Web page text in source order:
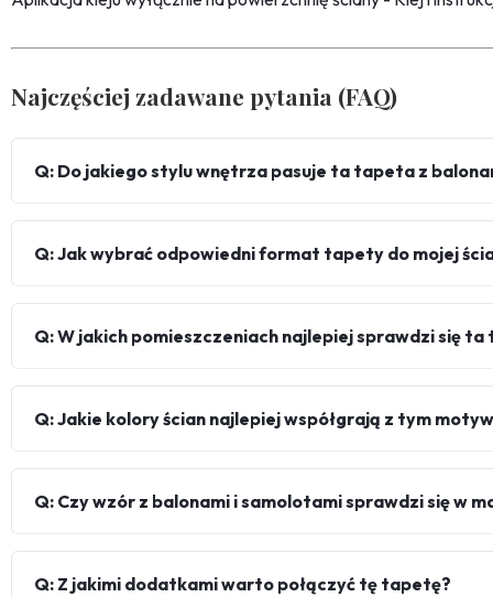
Najczęściej zadawane pytania (FAQ)
Q: Do jakiego stylu wnętrza pasuje ta tapeta z
Q: Jak wybrać odpowiedni format tapety do mojej
Q: W jakich pomieszczeniach najlepiej sprawdzi się
Q: Jakie kolory ścian najlepiej współgrają z tym
Q: Czy wzór z balonami i samolotami sprawdzi się w
Q: Z jakimi dodatkami warto połączyć tę tapetę?